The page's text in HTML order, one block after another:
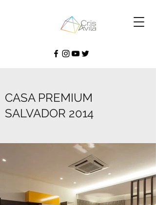
CASA PREMIUM
SALVADOR 2014